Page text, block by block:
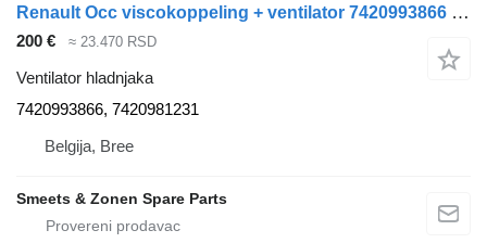
Renault Occ viscokoppeling + ventilator 7420993866 ventilator hladnjaka za kamiona
200 € ≈ 23.470 RSD
Ventilator hladnjaka
7420993866, 7420981231
Belgija, Bree
Smeets & Zonen Spare Parts